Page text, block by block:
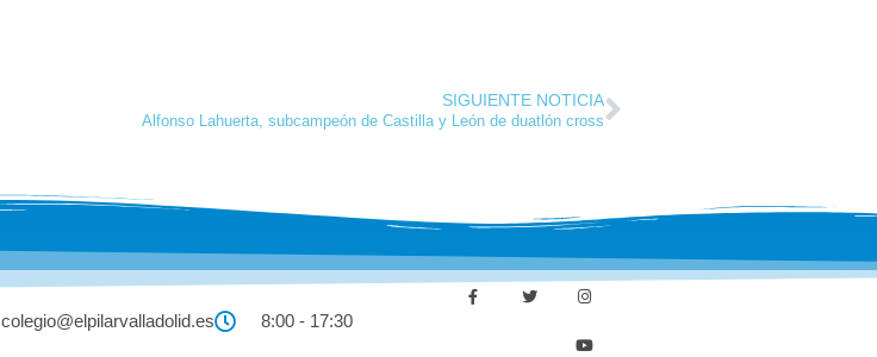
SIGUIENTE NOTICIA
Alfonso Lahuerta, subcampeón de Castilla y León de duatlón cross
colegio@elpilarvalladolid.es 8:00 - 17:30